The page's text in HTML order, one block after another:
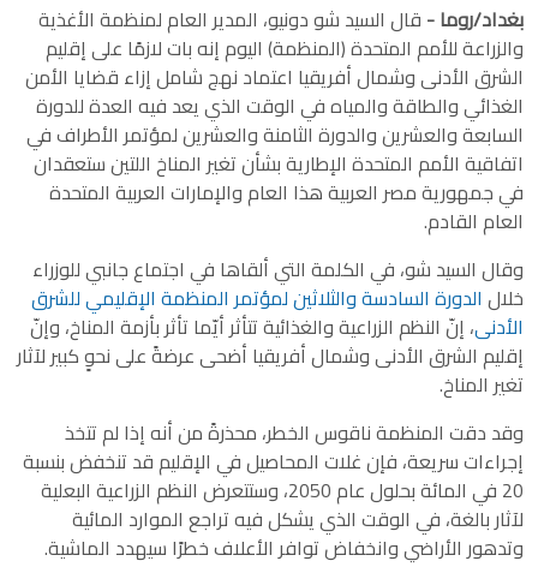
بغداد/روما - قال السيد شو دونيو، المدير العام لمنظمة الأغذية
والزراعة للأمم المتحدة (المنظمة) اليوم إنه بات لازمًا على إقليم
الشرق الأدنى وشمال أفريقيا اعتماد نهج شامل إزاء قضايا الأمن
الغذائي والطاقة والمياه في الوقت الذي يعد فيه العدة للدورة
السابعة والعشرين والدورة الثامنة والعشرين لمؤتمر الأطراف في
اتفاقية الأمم المتحدة الإطارية بشأن تغير المناخ اللتين ستعقدان
في جمهورية مصر العربية هذا العام والإمارات العربية المتحدة
العام القادم.
وقال السيد شو، في الكلمة التي ألقاها في اجتماع جانبي للوزراء
خلال الدورة السادسة والثلاثين لمؤتمر المنظمة الإقليمي للشرق
الأدنى، إنّ النظم الزراعية والغذائية تتأثر أيّما تأثر بأزمة المناخ، وإنّ
إقليم الشرق الأدنى وشمال أفريقيا أضحى عرضةً على نحوٍ كبير لآثار
تغير المناخ.
وقد دقت المنظمة ناقوس الخطر، محذرةً من أنه إذا لم تتخذ
إجراءات سريعة، فإن غلات المحاصيل في الإقليم قد تنخفض بنسبة
20 في المائة بحلول عام 2050، وستتعرض النظم الزراعية البعلية
لآثار بالغة، في الوقت الذي يشكل فيه تراجع الموارد المائية
وتدهور الأراضي وانخفاض توافر الأعلاف خطرًا سيهدد الماشية.